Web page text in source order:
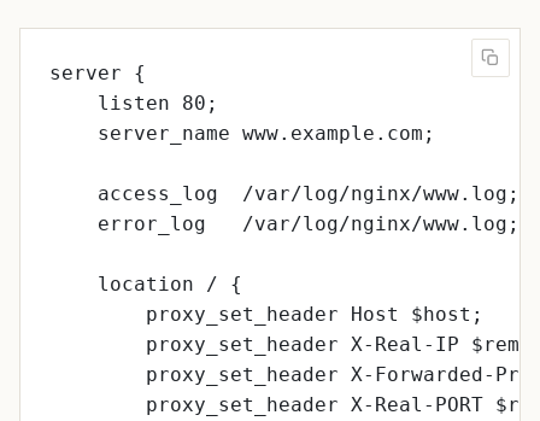
server {
listen 80;
server_name www.example.com;
access_log  /var/log/nginx/www.log;
error_log   /var/log/nginx/www.log;
location / {
proxy_set_header Host $host;
proxy_set_header X-Real-IP
proxy_set_header X-Forwarded-
proxy_set_header X-Real-PORT